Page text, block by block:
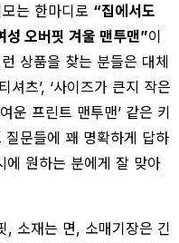
는 한마디로 “집에서도
성 오버핏 겨울 맨투맨”이
상품을 찾는 분들은 대체
셔츠’, ‘사이즈가 큰지 작은
운 프린트 맨투맨’ 같은 키
문들에 꽤 명확하게 답하
에 원하는 분에게 잘 맞아
, 소재는 면, 소매기장은 긴